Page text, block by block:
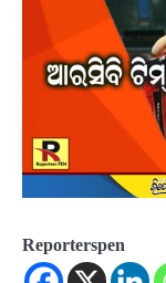
Reporterspen